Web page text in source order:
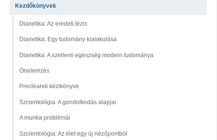
Kezdőkönyvek
Dianetika: Az eredeti tézis
Dianetika: Egy tudomány kialakulása
Dianetika: A szellemi egészség modern tudománya
Önelemzés
Preclearek kézikönyve
Szcientológia: A gondolkodás alapjai
A munka problémái
Szcientológia: Az élet egy új nézőpontból